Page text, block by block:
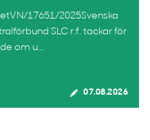
17651/2025Svenska
SLC r.f. tackar för
om u...
07.08.2026